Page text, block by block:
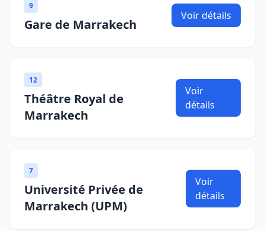
9
Gare de Marrakech
Voir détails
12
Théâtre Royal de
Marrakech
Voir
détails
7
Université Privée de
Marrakech (UPM)
Voir
détails